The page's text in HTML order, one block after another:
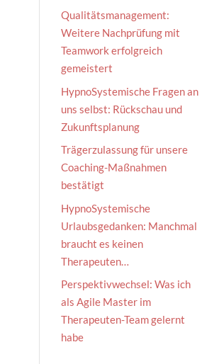
Qualitätsmanagement:
Weitere Nachprüfung mit
Teamwork erfolgreich
gemeistert
HypnoSystemische Fragen an
uns selbst: Rückschau und
Zukunftsplanung
Trägerzulassung für unsere
Coaching-Maßnahmen
bestätigt
HypnoSystemische
Urlaubsgedanken: Manchmal
braucht es keinen
Therapeuten…
Perspektivwechsel: Was ich
als Agile Master im
Therapeuten-Team gelernt
habe